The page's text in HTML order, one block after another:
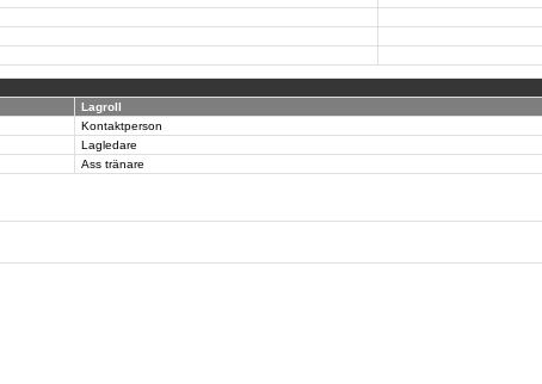
Lagroll
Kontaktperson
Lagledare
Ass tränare